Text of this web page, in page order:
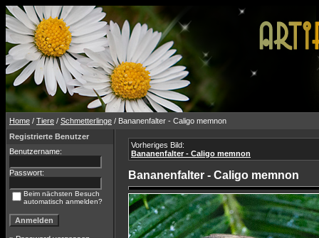
Home / Tiere / Schmetterlinge / Bananenfalter - Caligo memnon
Registrierte Benutzer
Benutzername:
Passwort:
Beim nächsten Besuch
automatisch anmelden?
Vorheriges Bild:
Bananenfalter - Caligo memnon
Bananenfalter - Caligo memnon